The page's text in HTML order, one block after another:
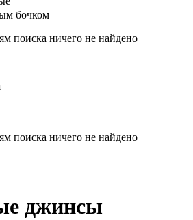
бочком
поиска ничего не найдено
поиска ничего не найдено
джинсы